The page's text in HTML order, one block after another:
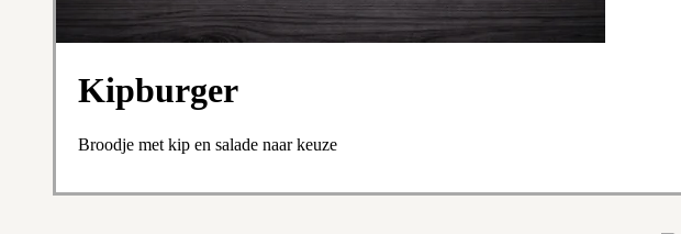
Kipburger
Broodje met kip en salade naar keuze